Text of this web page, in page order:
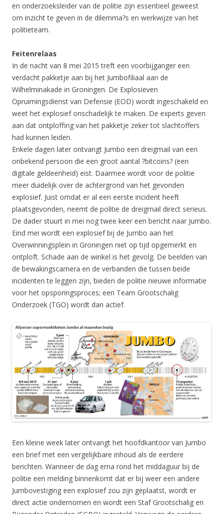
en onderzoeksleider van de politie zijn essentieel geweest
om inzicht te geven in de dilemma?s en werkwijze van het
politieteam.
Feitenrelaas
In de nacht van 8 mei 2015 treft een voorbijganger een
verdacht pakketje aan bij het Jumbofiliaal aan de
Wilhelminakade in Groningen. De Explosieven
Opruimingsdienst van Defensie (EOD) wordt ingeschakeld en
weet het explosief onschadelijk te maken. De experts geven
aan dat ontploffing van het pakketje zeker tot slachtoffers
had kunnen leiden.
Enkele dagen later ontvangt Jumbo een dreigmail van een
onbekend persoon die een groot aantal ?bitcoins? (een
digitale geldeenheid) eist. Daarmee wordt voor de politie
meer duidelijk over de achtergrond van het gevonden
explosief. Juist omdat er al een eerste incident heeft
plaatsgevonden, neemt de politie de dreigmail direct serieus.
De dader stuurt in mei nog twee keer een bericht naar Jumbo.
Eind mei wordt een explosief bij de Jumbo aan het
Overwinningsplein in Groningen niet op tijd opgemerkt en
ontploft. Schade aan de winkel is het gevolg. De beelden van
de bewakingscamera en de verbanden die tussen beide
incidenten te leggen zijn, bieden de politie nieuwe informatie
voor het opsporingsproces; een Team Grootschalig
Onderzoek (TGO) wordt dan actief.
Een kleine week later ontvangt het hoofdkantoor van Jumbo
een brief met een vergelijkbare inhoud als de eerdere
berichten. Wanneer de dag erna rond het middaguur bij de
politie een melding binnenkomt dat er bij weer een andere
Jumbovestiging een explosief zou zijn geplaatst, wordt er
direct actie ondernomen en wordt een Staf Grootschalig en